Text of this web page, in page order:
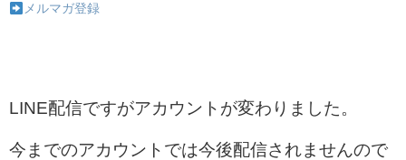
メルマガ登録
LINE配信ですがアカウントが変わりました。
今までのアカウントでは今後配信されませんので